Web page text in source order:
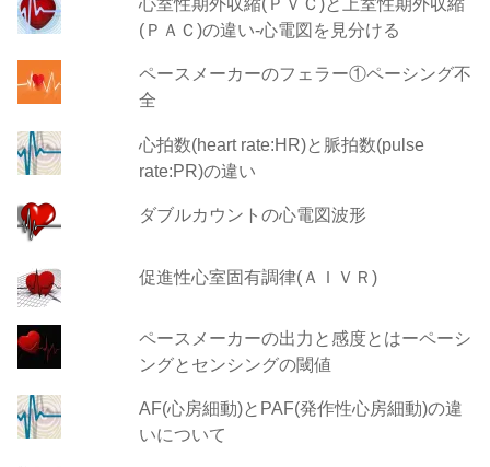
(ＰＡＣ)の違い-心電図を見分ける
ペースメーカーのフェラー①ペーシング不
全
心拍数(heart rate:HR)と脈拍数(pulse
rate:PR)の違い
ダブルカウントの心電図波形
促進性心室固有調律(ＡＩＶＲ)
ペースメーカーの出力と感度とはーペーシ
ングとセンシングの閾値
AF(心房細動)とPAF(発作性心房細動)の違
いについて